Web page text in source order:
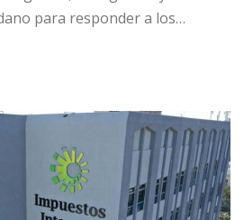
para responder a los…